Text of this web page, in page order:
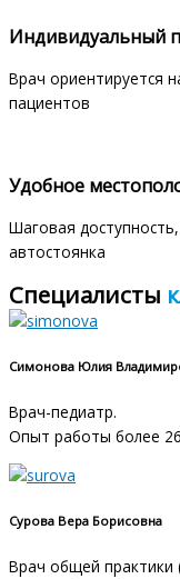
Индивидуальный
Врач ориентируется
пациентов
Удобное
Шаговая
автостоянка
Специалисты
Симонова Юлия
Врач-педиатр.
Опыт работы более
Сурова Вера Борисовна
Врач общей практики